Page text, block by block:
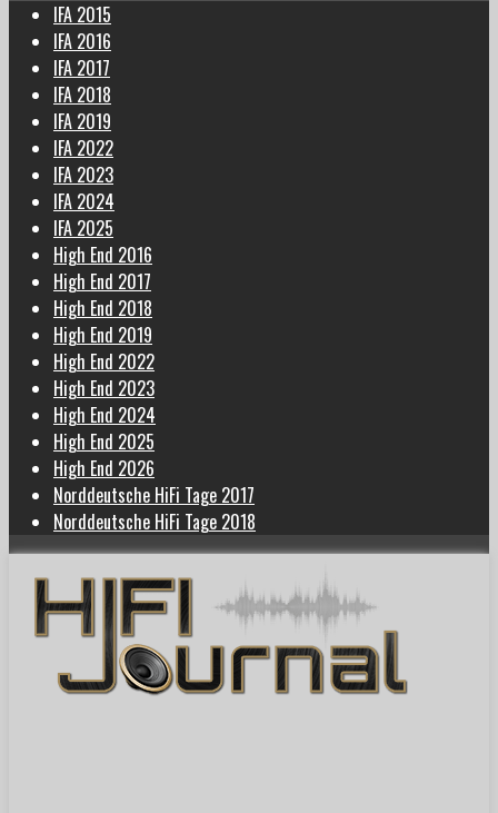
IFA 2015
IFA 2016
IFA 2017
IFA 2018
IFA 2019
IFA 2022
IFA 2023
IFA 2024
IFA 2025
High End 2016
High End 2017
High End 2018
High End 2019
High End 2022
High End 2023
High End 2024
High End 2025
High End 2026
Norddeutsche HiFi Tage 2017
Norddeutsche HiFi Tage 2018